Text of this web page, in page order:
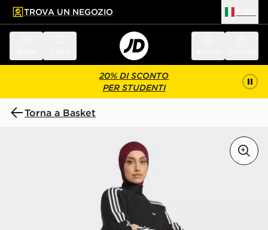
principale
a fondo pagina
TROVA UN NEGOZIO
20% DI SCONTO
PER STUDENTI
Torna a Basket